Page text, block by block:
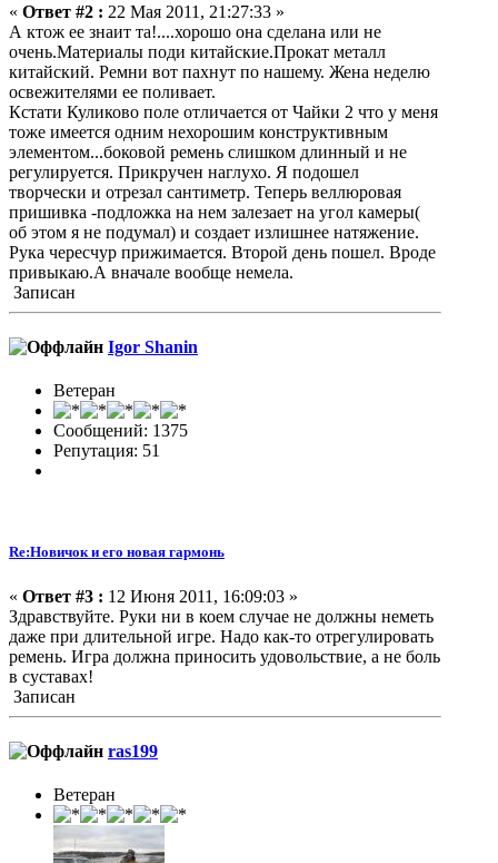
« Ответ #2 : 22 Мая 2011, 21:27:33 »
А ктож ее знаит та!....хорошо она сделана или не
очень.Материалы поди китайские.Прокат металл
китайский. Ремни вот пахнут по нашему. Жена неделю
освежителями ее поливает.
Кстати Куликово поле отличается от Чайки 2 что у меня
тоже имеется одним нехорошим конструктивным
элементом...боковой ремень слишком длинный и не
регулируется. Прикручен наглухо. Я подошел
творчески и отрезал сантиметр. Теперь веллюровая
пришивка -подложка на нем залезает на угол камеры(
об этом я не подумал) и создает излишнее натяжение.
Рука чересчур прижимается. Второй день пошел. Вроде
привыкаю.А вначале вообще немела.
Записан
Igor Shanin
Ветеран
Сообщений: 1375
Репутация: 51
Re:Новичок и его новая гармонь
« Ответ #3 : 12 Июня 2011, 16:09:03 »
Здравствуйте. Руки ни в коем случае не должны неметь
даже при длительной игре. Надо как-то отрегулировать
ремень. Игра должна приносить удовольствие, а не боль
в суставах!
Записан
ras199
Ветеран